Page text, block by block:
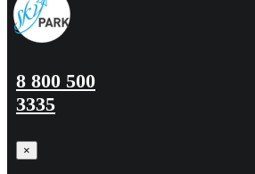
8 800 500
3335
×